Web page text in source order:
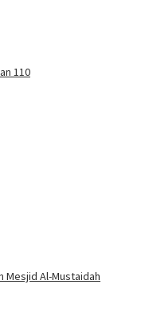
110
Mesjid Al-Mustaidah